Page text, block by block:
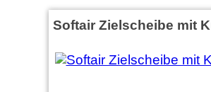
Softair Zielscheibe mit